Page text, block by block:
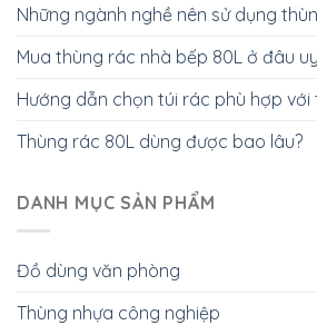
Những ngành nghề nên sử dụng
Mua thùng rác nhà bếp 80L ở đâu
Hướng dẫn chọn túi rác phù hợp với
Thùng rác 80L dùng được bao lâu?
DANH MỤC SẢN PHẨM
Đồ dùng văn phòng
Thùng nhựa công nghiệp